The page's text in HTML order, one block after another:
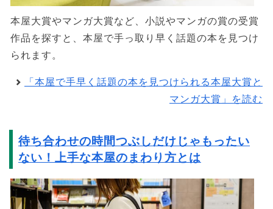
本屋大賞やマンガ大賞など、小説やマンガの賞の受賞
作品を探すと、本屋で手っ取り早く話題の本を見つけ
られます。
「本屋で手早く話題の本を見つけられる本屋大賞と
マンガ大賞」を読む
待ち合わせの時間つぶしだけじゃもったい
ない！上手な本屋のまわり方とは